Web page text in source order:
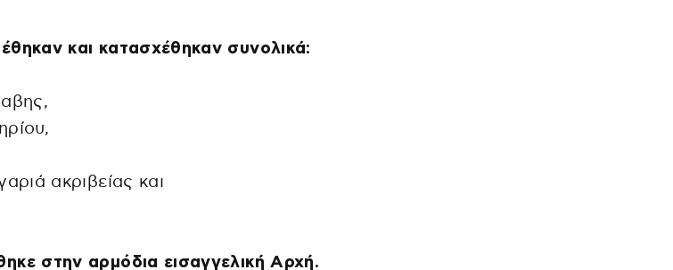
και κατασχέθηκαν συνολικά:
ακριβείας και
στην αρμόδια εισαγγελική Αρχή.